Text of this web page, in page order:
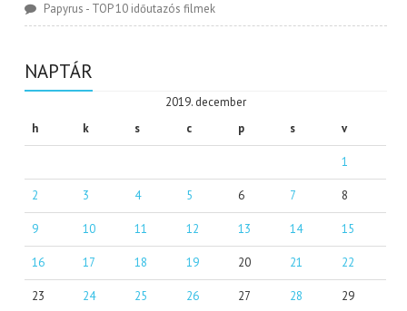
Papyrus - TOP 10 időutazós filmek
NAPTÁR
2019. december
h
k s c p s v
1
2 3 4 5 6 7 8
9 10 11 12 13 14 15
16 17 18 19 20 21 22
23 24 25 26 27 28 29